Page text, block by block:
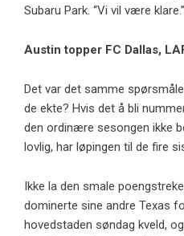
Subaru Park. “Vi vil være klare.”
Austin topper FC Dallas,
Det var det samme
de ekte? Hvis det å bli
den ordinære sesongen ikke
lovlig, har løpingen til de fire
Ikke la den smale
dominerte sine andre Texas
hovedstaden søndag kveld,